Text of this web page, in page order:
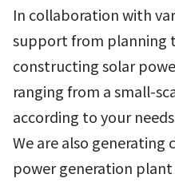
In collaboration with
support from planning
constructing solar
ranging from a small-
according to your
We are also generating
power generation